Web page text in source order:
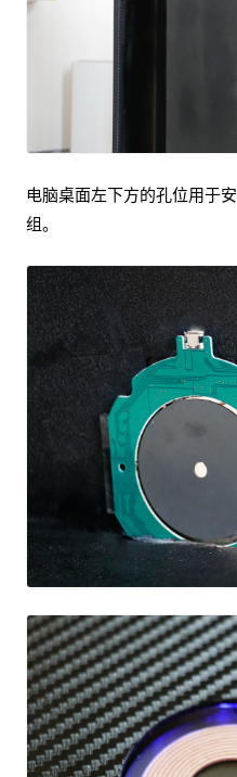
电脑桌面左下方的孔位用于
组。